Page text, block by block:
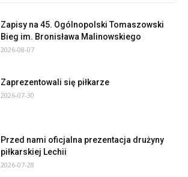
Zapisy na 45. Ogólnopolski Tomaszowski
Bieg im. Bronisława Malinowskiego
2026-08-07
Zaprezentowali się piłkarze
2026-07-30
Przed nami oficjalna prezentacja drużyny
piłkarskiej Lechii
2026-07-28